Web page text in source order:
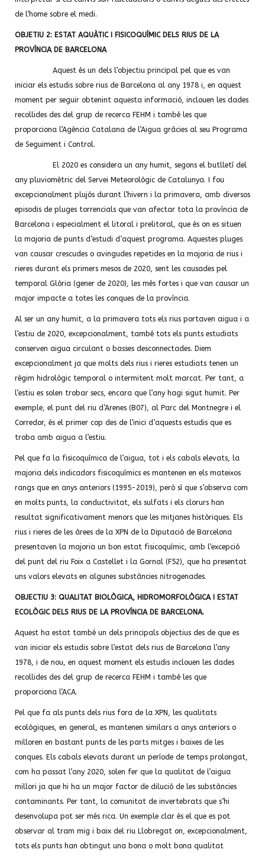
de l’home sobre el medi.
OBJETIU 2: ESTAT AQUÀTIC I FISICOQUÍMIC DELS RIUS DE LA
PROVÍNCIA DE BARCELONA
Aquest és un dels l’objectiu principal pel que es van
iniciar els estudis sobre rius de Barcelona al any 1978 i, en aquest
moment per seguir obtenint aquesta informació, inclouen les dades
recollides des del grup de recerca FEHM i també les que
proporciona l’Agència Catalana de l’Aigua gràcies al seu Programa
de Seguiment i Control.
El 2020 es considera un any humit, segons el butlletí del
any pluviomètric del Servei Meteorològic de Catalunya. I fou
excepcionalment plujós durant l’hivern i la primavera, amb diversos
episodis de pluges torrencials que van afectar tota la província de
Barcelona i especialment el litoral i prelitoral, que és on es situen
la majoria de punts d’estudi d’aquest programa. Aquestes pluges
van causar crescudes o avingudes repetides en la majoria de rius i
rieres durant els primers mesos de 2020, sent les causades pel
temporal Glòria (gener de 2020), les més fortes i que van causar un
major impacte a totes les conques de la província.
Al ser un any humit, a la primavera tots els rius portaven aigua i a
l’estiu de 2020, excepcionalment, també tots els punts estudiats
conserven aigua circulant o basses desconnectades. Diem
excepcionalment ja que molts dels rius i rieres estudiats tenen un
règim hidrològic temporal o intermitent molt marcat. Per tant, a
l’estiu es solen trobar secs, encara que l’any hagi sigut humit. Per
exemple, el punt del riu d’Arenes (B07), al Parc del Montnegre i el
Corredor, és el primer cop des de l’inici d’aquests estudis que es
troba amb aigua a l’estiu.
Pel que fa la fisicoquímica de l’aigua, tot i els cabals elevats, la
majoria dels indicadors fisicoquímics es mantenen en els mateixos
rangs que en anys anteriors (1995-2019), però sí que s’observa com
en molts punts, la conductivitat, els sulfats i els clorurs han
resultat significativament menors que les mitjanes històriques. Els
rius i rieres de les àrees de la XPN de la Diputació de Barcelona
presentaven la majoria un bon estat fisicoquímic, amb l’excepció
del punt del riu Foix a Castellet i la Gornal (F52), que ha presentat
uns valors elevats en algunes substàncies nitrogenades.
OBJECTIU 3: QUALITAT BIOLÒGICA, HIDROMORFOLÒGICA I ESTAT
ECOLÒGIC DELS RIUS DE LA PROVÍNCIA DE BARCELONA.
Aquest ha estat també un dels principals objectius des de que es
van iniciar els estudis sobre l’estat dels rius de Barcelona l’any
1978, i de nou, en aquest moment els estudis inclouen les dades
recollides des del grup de recerca FEHM i també les que
proporciona l’ACA.
Pel que fa als punts dels rius fora de la XPN, les qualitats
ecològiques, en general, es mantenen similars a anys anteriors o
milloren en bastant punts de les parts mitges i baixes de les
conques. Els cabals elevats durant un període de temps prolongat,
com ha passat l’any 2020, solen fer que la qualitat de l’aigua
millori ja que hi ha un major factor de dilució de les substàncies
contaminants. Per tant, la comunitat de invertebrats que s’hi
desenvolupa pot ser més rica. Un exemple clar és el que es pot
observar al tram mig i baix del riu Llobregat on, excepcionalment,
tots els punts han obtingut una bona o molt bona qualitat